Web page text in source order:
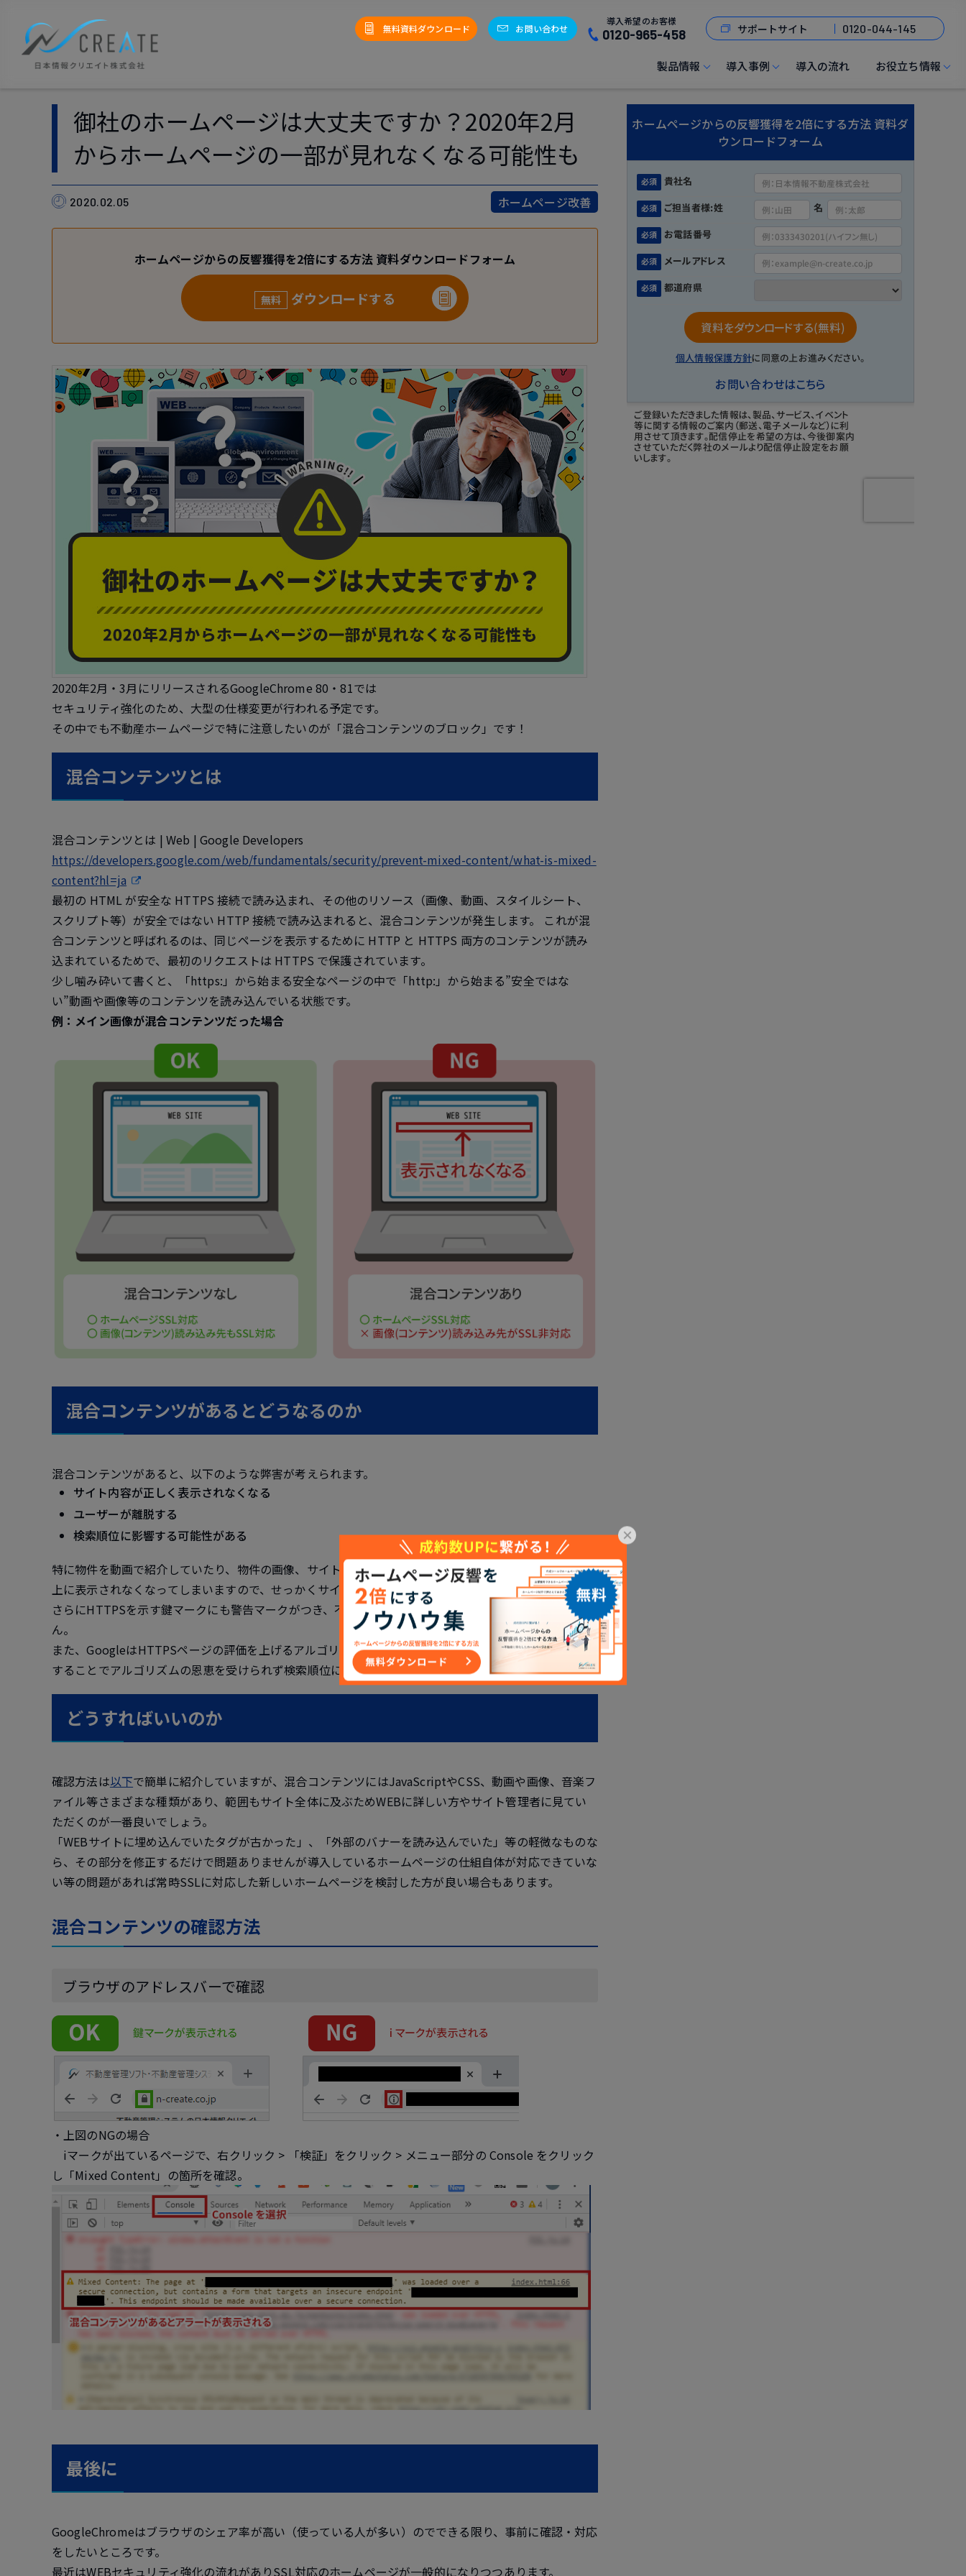
無料資料ダウンロード お問い合わせ
導入希望のお客様
0120-965-458 サポートサイト 0120-044-145
製品情報 導入事例 導入の流れ お役立ち情報
御社のホームページは大丈夫ですか？2020年2月
からホームページの一部が見れなくなる可能性も
2020.02.05 ホームページ改善
ホームページからの反響獲得を2倍にする方法 資料ダウンロードフォーム
無料 ダウンロードする
2020年2月・3月にリリースされるGoogleChrome 80・81では
セキュリティ強化のため、大型の仕様変更が行われる予定です。
その中でも不動産ホームページで特に注意したいのが「混合コンテンツのブロック 」です！
混合コンテンツとは
混合コンテンツとは | Web | Google Developers
https://developers.google.com/web/fundamentals/security/prevent-mixed-content/what-is-mixed-
content?hl=ja
最初の HTML が安全な HTTPS 接続で読み込まれ、その他のリソース（画像、動画、スタイルシート、
スクリプト等）が安全ではない HTTP 接続で読み込まれると、混合コンテンツが発生します。 これが混
合コンテンツと呼ばれるのは、同じページを表示するために HTTP と HTTPS 両方のコンテンツが読み
込まれているためで、最初のリクエストは HTTPS で保護されています。
少し噛み砕いて書くと、「https:」から始まる安全なページの中で 「http:」から始まる”安全ではな
い”動画や画像等のコンテンツを読み込んでいる状態です。
例：メイン画像が混合コンテンツだった場合
混合コンテンツがあるとどうなるのか
混合コンテンツがあると、以下のような弊害が考えられます。
サイト内容が正しく表示されなくなる
ユーザーが離脱する
検索順位に影響する可能性がある
特に物件を動画で紹介していたり、物件の画像、サイトのバナー等が混合コンテンツだった場合、ページ
上に表示されなくなってしまいますので、せっかくサイトに訪れたユーザーが離れてしまいます。
さらにHTTPSを示す鍵マークにも警告マークがつき、不安に思い離れてしまう方もいるかもしれませ
ん。
また、GoogleはHTTPSページの評価を上げるアルゴリズムを導入していますが、混合コンテンツが存在
することでアルゴリズムの恩恵を受けられず検索順位にも影響する可能性もあります。
どうすればいいのか
確認方法は以下で簡単に紹介していますが、混合コンテンツにはJavaScriptやCSS、動画や画像、音楽フ
ァイル等さまざまな種類があり、範囲もサイト全体に及ぶためWEBに詳しい方やサイト管理者に見てい
ただくのが一番良いでしょう。
「WEBサイトに埋め込んでいたタグが古かった」、「外部のバナーを読み込んでいた」等の軽微なものな
ら、その部分を修正するだけで問題ありませんが導入しているホームページの仕組自体が対応できていな
い等の問題があれば常時SSLに対応した新しいホームページを検討した方が良い場合もあります。
混合コンテンツの確認方法
ブラウザのアドレスバーで確認
・上図のNGの場合
iマークが出ているページで、右クリック > 「検証」をクリック > メニュー部分の Console をクリック
し「Mixed Content」の箇所を確認。
最後に
GoogleChromeはブラウザのシェア率が高い（使っている人が多い）のでできる限り、事前に確認・対応
をしたいところです。
最近はWEBセキュリティ強化の流れがありSSL対応のホームページが一般的になりつつあります。
ホームページからの反響獲得を2倍にする方法 資料ダ
ウンロードフォーム
×